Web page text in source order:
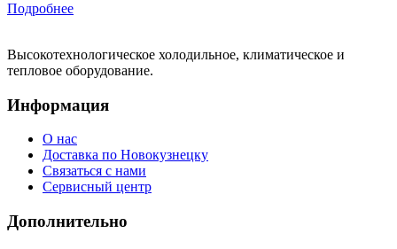
Подробнее
Высокотехнологическое холодильное, климатическое и
тепловое оборудование.
Информация
О нас
Доставка по Новокузнецку
Связаться с нами
Сервисный центр
Дополнительно